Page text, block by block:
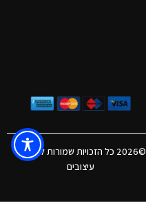
©2026 כל הזכויות שמורות לטימבר
עיצובים